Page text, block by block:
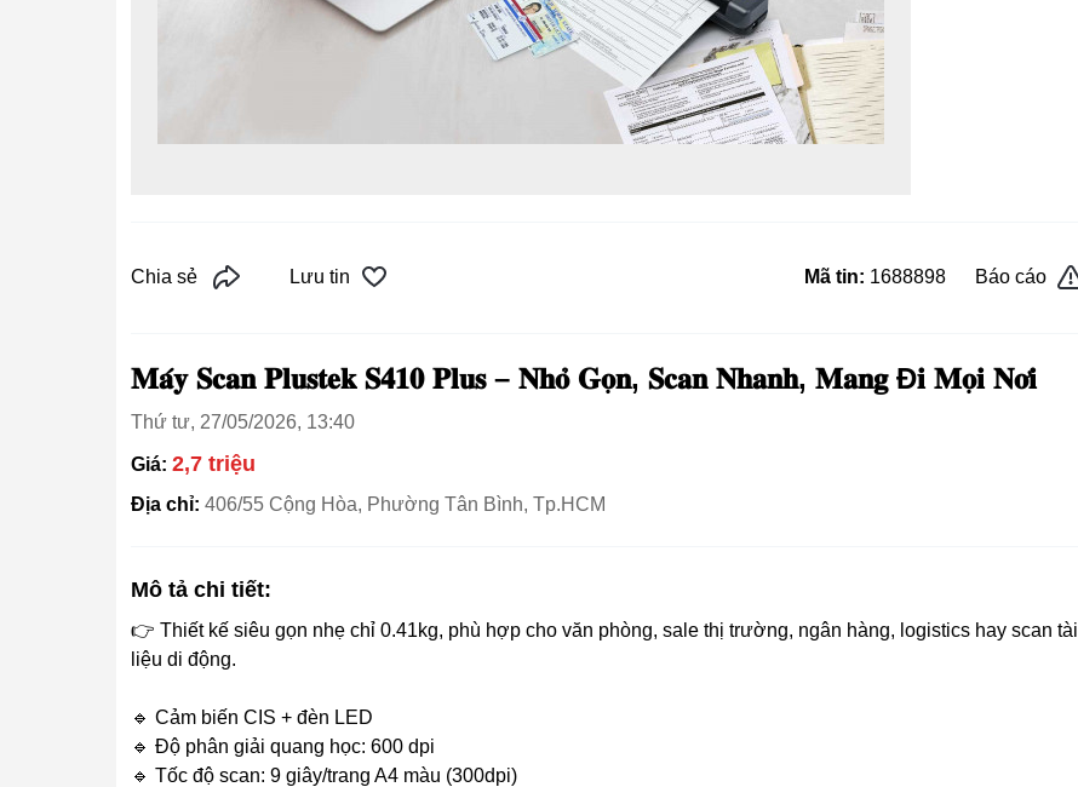
Chia sẻ Lưu tin Mã tin: 1688898 Báo cáo
𝐌𝐚́𝐲 𝐒𝐜𝐚𝐧 𝐏𝐥𝐮𝐬𝐭𝐞𝐤 𝐒𝟒𝟏𝟎 𝐏𝐥𝐮𝐬 – 𝐍𝐡𝐨̉ 𝐆𝐨̣𝐧, 𝐒𝐜𝐚𝐧 𝐍𝐡𝐚𝐧𝐡, 𝐌𝐚𝐧𝐠 Đ𝐢 𝐌𝐨̣𝐢 𝐍𝐨̛𝐢
Thứ tư, 27/05/2026, 13:40
Giá: 2,7 triệu
Địa chỉ: 406/55 Cộng Hòa, Phường Tân Bình, Tp.HCM
Mô tả chi tiết:
👉 Thiết kế siêu gọn nhẹ chỉ 0.41kg, phù hợp cho văn phòng, sale thị trường, ngân hàng, logistics hay scan tài
liệu di động.
🔹 Cảm biến CIS + đèn LED
🔹 Độ phân giải quang học: 600 dpi
🔹 Tốc độ scan: 9 giây/trang A4 màu (300dpi)